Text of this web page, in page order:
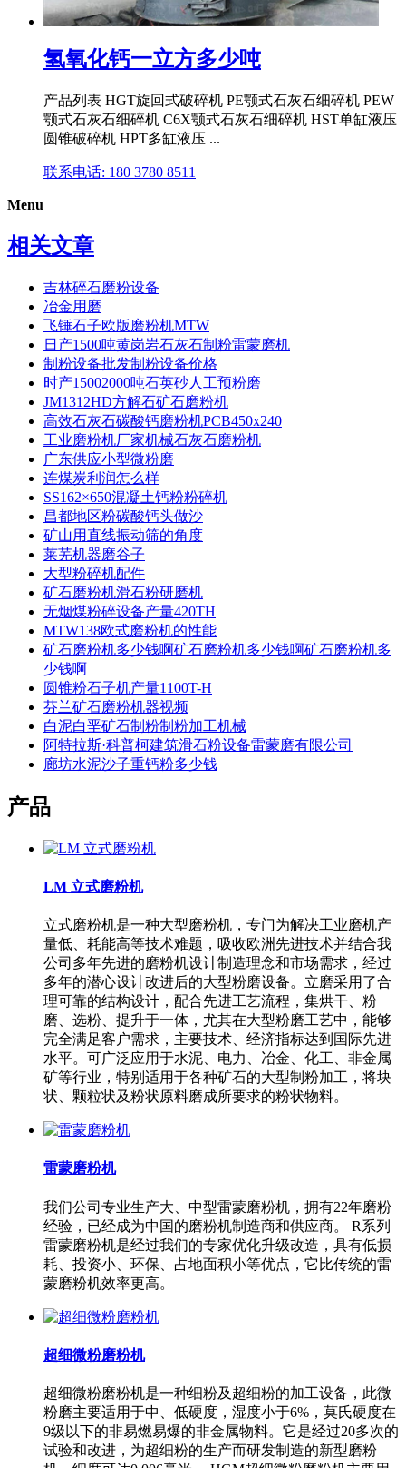
氢氧化钙一立方多少吨
产品列表 HGT旋回式破碎机 PE颚式石灰石细碎机 PEW
颚式石灰石细碎机 C6X颚式石灰石细碎机 HST单缸液压
圆锥破碎机 HPT多缸液压 ...
联系电话: 180 3780 8511
Menu
相关文章
吉林碎石磨粉设备
冶金用磨
飞锤石子欧版磨粉机MTW
日产1500吨黄岗岩石灰石制粉雷蒙磨机
制粉设备批发制粉设备价格
时产15002000吨石英砂人工预粉磨
JM1312HD方解石矿石磨粉机
高效石灰石碳酸钙磨粉机PCB450x240
工业磨粉机厂家机械石灰石磨粉机
广东供应小型微粉磨
连煤炭利润怎么样
SS162×650混凝土钙粉粉碎机
昌都地区粉碳酸钙头做沙
矿山用直线振动筛的角度
莱芜机器磨谷子
大型粉碎机配件
矿石磨粉机滑石粉研磨机
无烟煤粉碎设备产量420TH
MTW138欧式磨粉机的性能
矿石磨粉机多少钱啊矿石磨粉机多少钱啊矿石磨粉机多
少钱啊
圆锥粉石子机产量1100T-H
芬兰矿石磨粉机器视频
白泥白垩矿石制粉制粉加工机械
阿特拉斯·科普柯建筑滑石粉设备雷蒙磨有限公司
廊坊水泥沙子重钙粉多少钱
产品
LM 立式磨粉机
立式磨粉机是一种大型磨粉机，专门为解决工业磨机产
量低、耗能高等技术难题，吸收欧洲先进技术并结合我
公司多年先进的磨粉机设计制造理念和市场需求，经过
多年的潜心设计改进后的大型粉磨设备。立磨采用了合
理可靠的结构设计，配合先进工艺流程，集烘干、粉
磨、选粉、提升于一体，尤其在大型粉磨工艺中，能够
完全满足客户需求，主要技术、经济指标达到国际先进
水平。可广泛应用于水泥、电力、冶金、化工、非金属
矿等行业，特别适用于各种矿石的大型制粉加工，将块
状、颗粒状及粉状原料磨成所要求的粉状物料。
雷蒙磨粉机
我们公司专业生产大、中型雷蒙磨粉机，拥有22年磨粉
经验，已经成为中国的磨粉机制造商和供应商。 R系列
雷蒙磨粉机是经过我们的专家优化升级改造，具有低损
耗、投资小、环保、占地面积小等优点，它比传统的雷
蒙磨粉机效率更高。
超细微粉磨粉机
超细微粉磨粉机是一种细粉及超细粉的加工设备，此微
粉磨主要适用于中、低硬度，湿度小于6%，莫氏硬度在
9级以下的非易燃易爆的非金属物料。它是经过20多次的
试验和改进，为超细粉的生产而研发制造的新型磨粉